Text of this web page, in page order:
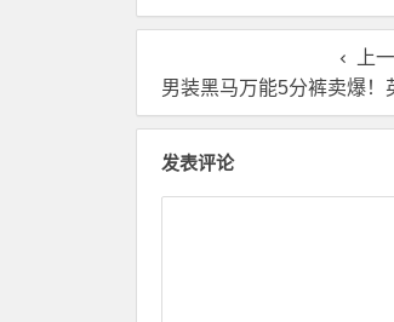
藏！
上
男装黑马万能5分裤卖爆！英国
发表评论